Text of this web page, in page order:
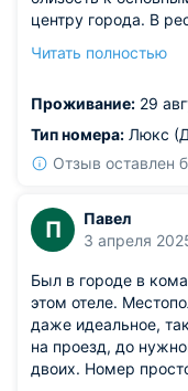
центру города. В
обнаружить
общем остались
Благодарим.
Читать полностью
Проживание: 29
Тип номера: Люкс
Отзыв оставлен
П
Павел
3 апреля
Был в городе в
этом отеле.
даже идеальное,
на проезд, до
двоих. Номер